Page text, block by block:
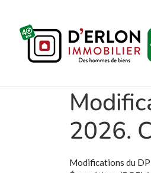
2026.
Modifications du